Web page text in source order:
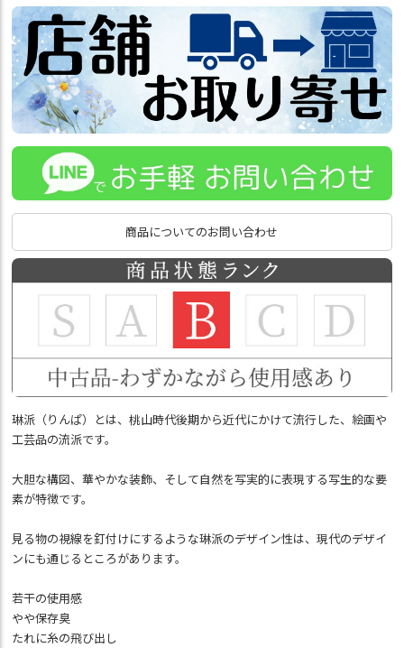
商品についてのお問い合わせ
琳派（りんぱ）とは、桃山時代後期から近代にかけて流行した、絵画や
工芸品の流派です。
大胆な構図、華やかな装飾、そして自然を写実的に表現する写生的な要
素が特徴です。
見る物の視線を釘付けにするような琳派のデザイン性は、現代のデザイ
ンにも通じるところがあります。
若干の使用感
やや保存臭
たれに糸の飛び出し